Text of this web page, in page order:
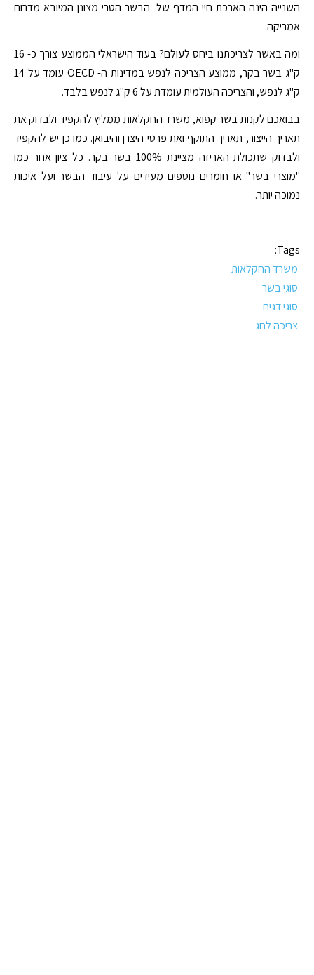
השנייה הינה הארכת חיי המדף של הבשר הטרי מצונן המיובא מדרום
אמריקה.
ומה באשר לצריכתנו ביחס לעולם? בעוד הישראלי הממוצע צורך כ- 16
ק"ג בשר בקר, ממוצע הצריכה לנפש במדינות ה- OECD עומד על 14
ק"ג לנפש, והצריכה העולמית עומדת על 6 ק"ג לנפש בלבד.
בבואכם לקנות בשר קפוא, משרד החקלאות ממליץ להקפיד ולבדוק את
תאריך הייצור, תאריך התוקף ואת פרטי היצרן והיבואן. כמו כן יש להקפיד
ולבדוק שתכולת האריזה מציינת 100% בשר בקר. כל ציון אחר כמו
"מוצרי בשר" או חומרים נוספים מעידים על עיבוד הבשר ועל איכות
נמוכה יותר.
Tags:
משרד החקלאות
סוגי בשר
סוגי דגים
צריכה לחג